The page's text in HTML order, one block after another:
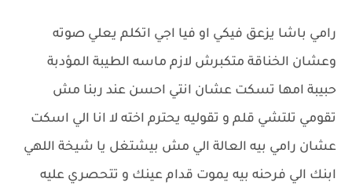
رامي باشا يزعق فيكي او فيا اجي اتكلم يعلي صوته
وعشان الخناقة متكبرش لازم ماسه الطيبة المؤدبة
حبيبة امها تسكت عشان انتي احسن عند ربنا مش
تقومي تلتشي قلم و تقوليه يحترم اخته لا انا الي اسكت
عشان رامي بيه العالة الي مش بيشتغل يا شيخة اللهي
ابنك الي فرحنه بيه يموت قدام عينك و تتحصري عليه